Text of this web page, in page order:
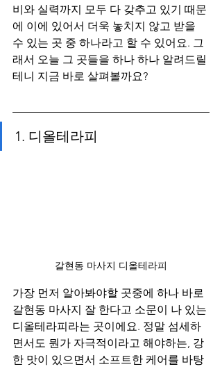
비와 실력까지 모두 다 갖추고 있기 때문
에 이에 있어서 더욱 놓치지 않고 받을
수 있는 곳 중 하나라고 할 수 있어요. 그
래서 오늘 그 곳들을 하나 하나 알려드릴
테니 지금 바로 살펴볼까요?
1. 디올테라피
갈현동 마사지 디올테라피
가장 먼저 알아봐야할 곳중에 하나 바로
갈현동 마사지 잘 한다고 소문이 나 있는
디올테라피라는 곳이에요. 정말 섬세하
면서도 뭔가 자극적이라고 해야하는, 강
한 맛이 있으면서 소프트한 케어를 바탕